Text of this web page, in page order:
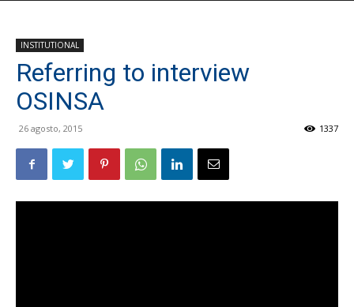
INSTITUTIONAL
Referring to interview
OSINSA
26 agosto, 2015 1337